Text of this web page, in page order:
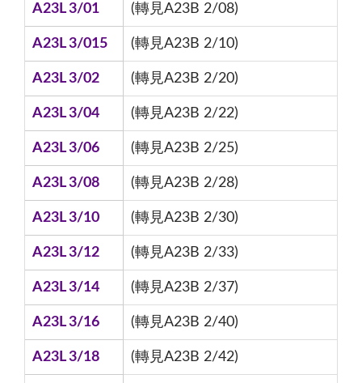
A23L 3/01 (轉見A23B 2/08)
A23L 3/015 (轉見A23B 2/10)
A23L 3/02 (轉見A23B 2/20)
A23L 3/04 (轉見A23B 2/22)
A23L 3/06 (轉見A23B 2/25)
A23L 3/08 (轉見A23B 2/28)
A23L 3/10 (轉見A23B 2/30)
A23L 3/12 (轉見A23B 2/33)
A23L 3/14 (轉見A23B 2/37)
A23L 3/16 (轉見A23B 2/40)
A23L 3/18 (轉見A23B 2/42)